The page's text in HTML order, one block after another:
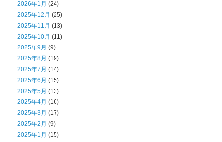
2026年1月 (24)
2025年12月 (25)
2025年11月 (13)
2025年10月 (11)
2025年9月 (9)
2025年8月 (19)
2025年7月 (14)
2025年6月 (15)
2025年5月 (13)
2025年4月 (16)
2025年3月 (17)
2025年2月 (9)
2025年1月 (15)